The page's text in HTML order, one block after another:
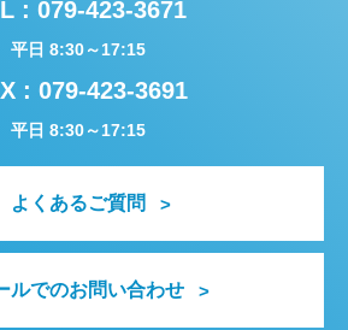
: 079-423-3671
平日 8:30～17:15
: 079-423-3691
平日 8:30～17:15
よくあるご質問
ルでのお問い合わせ